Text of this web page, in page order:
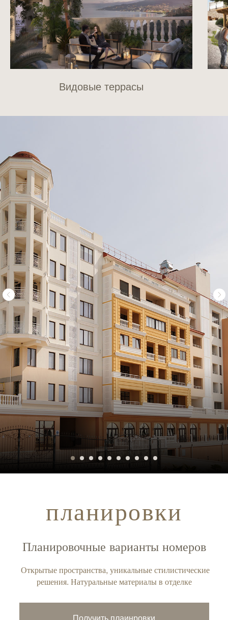
Видовые террасы
планировки
Планировочные варианты номеров
Открытые пространства, уникальные стилистические
решения. Натуральные материалы в отделке